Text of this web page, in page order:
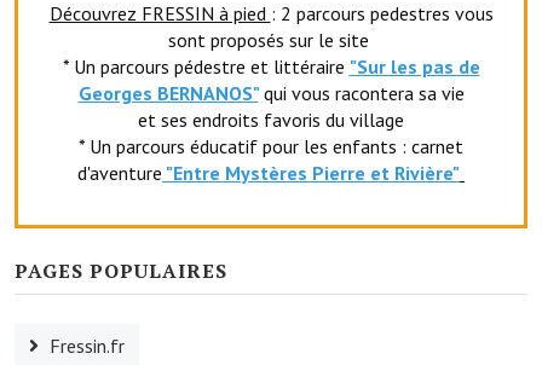
Georges Bernanos
Village d'art
Les sculptures du village
Une église dans l'église
Fressin, cité verte et tourisme sportif
Le sentier de la Planquette
Découvrez FRESSIN à pied : 2 parcours pedestres vous
sont proposés sur le site
* Un parcours pédestre et littéraire "Sur les pas de
Georges BERNANOS" qui vous racontera sa vie
et ses endroits favoris du village
* Un parcours éducatif pour les enfants : carnet
d'aventure "Entre Mystères Pierre et Rivière"
PAGES POPULAIRES
Fressin.fr